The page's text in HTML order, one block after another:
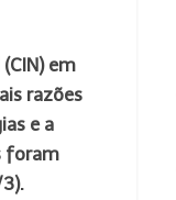
em
razões
e a
foram